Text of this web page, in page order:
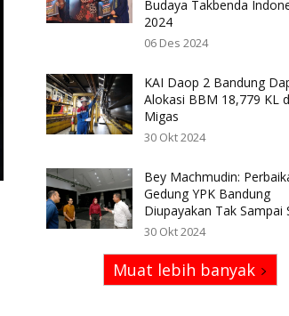
Budaya Takbenda
2024
06 Des 2024
KAI Daop 2 Bandung
Alokasi BBM 18,779 KL
Migas
30 Okt 2024
Bey Machmudin:
Gedung YPK Bandung
Diupayakan Tak Sampai
30 Okt 2024
Muat lebih banyak